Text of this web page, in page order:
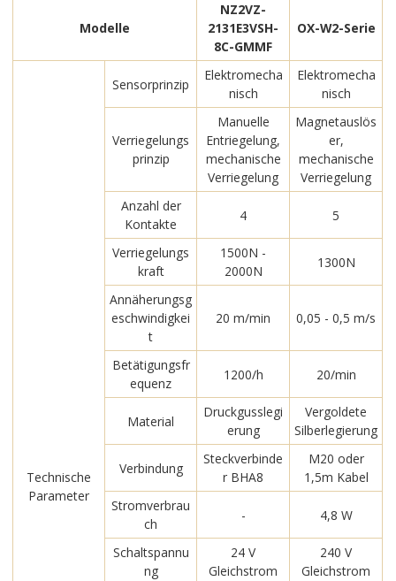
Modelle
NZ2VZ-
2131E3VSH-
8C-GMMF
OX-W2-Serie
Technische
Parameter
Sensorprinzip
Elektromecha
nisch
Elektromecha
nisch
Verriegelungs
prinzip
Manuelle
Entriegelung,
mechanische
Verriegelung
Magnetauslös
er,
mechanische
Verriegelung
Anzahl der
Kontakte
4 5
Verriegelungs
kraft
1500N -
2000N
1300N
Annäherungsg
eschwindigkei
t
20 m/min 0,05 - 0,5 m/s
Betätigungsfr
equenz
1200/h 20/min
Material
Druckgusslegi
erung
Vergoldete
Silberlegierung
Verbindung
Steckverbinde
r BHA8
M20 oder
1,5m Kabel
Stromverbrau
ch
- 4,8 W
Schaltspannu
ng
24 V
Gleichstrom
240 V
Gleichstrom